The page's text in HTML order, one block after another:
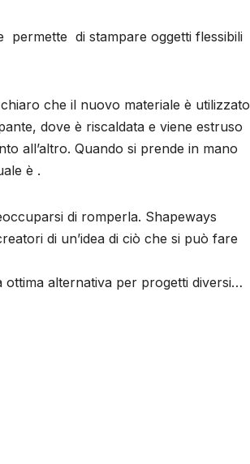
permette di stampare oggetti flessibili
che il nuovo materiale è utilizzato
dove è riscaldata e viene estruso
all’altro. Quando si prende in mano
è .
di romperla. Shapeways
di un’idea di ciò che si può fare
ottima alternativa per progetti diversi…